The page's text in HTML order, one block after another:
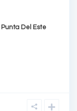
Punta Del Este